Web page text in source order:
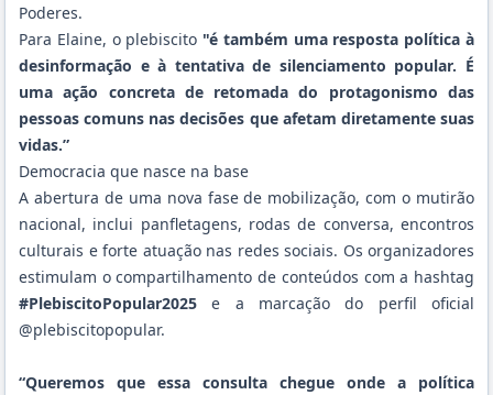
Poderes.
Para Elaine, o plebiscito "é também uma resposta política à
desinformação e à tentativa de silenciamento popular. É
uma ação concreta de retomada do protagonismo das
pessoas comuns nas decisões que afetam diretamente suas
vidas.”
Democracia que nasce na base
A abertura de uma nova fase de mobilização, com o mutirão
nacional, inclui panfletagens, rodas de conversa, encontros
culturais e forte atuação nas redes sociais. Os organizadores
estimulam o compartilhamento de conteúdos com a hashtag
#PlebiscitoPopular2025e a marcação do perfil oficial
@plebiscitopopular.
“Queremos que essa consulta chegue onde a política